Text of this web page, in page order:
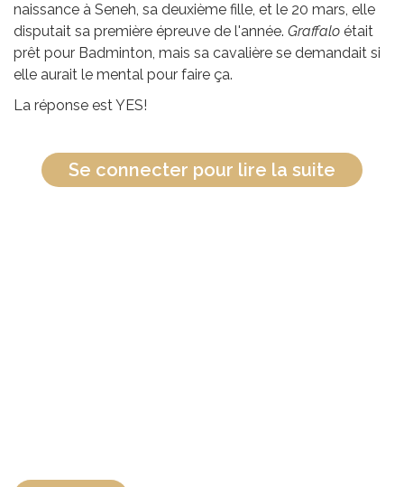
naissance à Seneh, sa deuxième fille, et le 20 mars, elle
disputait sa première épreuve de l'année. Graffalo était
prêt pour Badminton, mais sa cavalière se demandait si
elle aurait le mental pour faire ça.
La réponse est YES!
Se connecter pour lire la suite